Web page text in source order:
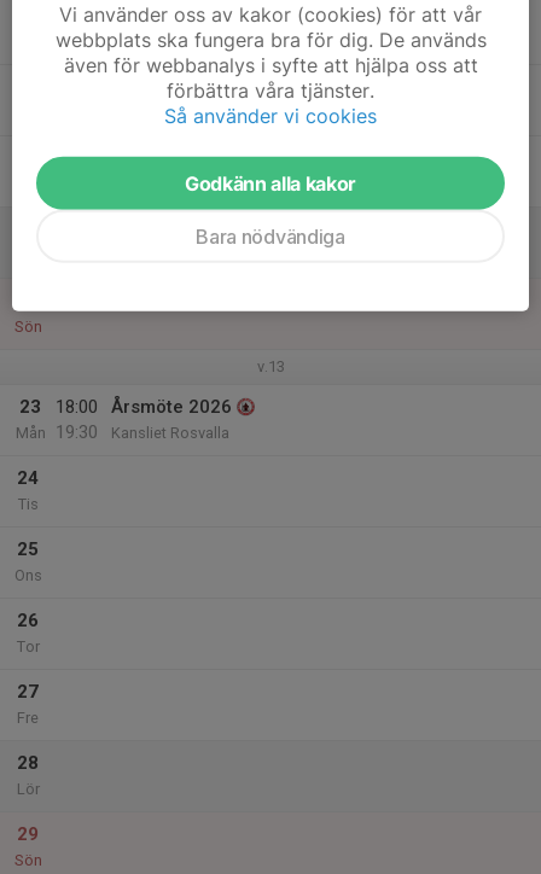
Fre
Sön
v.13
23
Mån
18:00
19:30
Årsmöte 2026
Kansliet Rosvalla
24
Tis
25
Ons
26
Tor
27
Fre
28
Lör
29
Sön
Vi använder oss av kakor (cookies) för att vår
webbplats ska fungera bra för dig. De används
även för webbanalys i syfte att hjälpa oss att
förbättra våra tjänster.
Så använder vi cookies
Godkänn alla kakor
Bara nödvändiga